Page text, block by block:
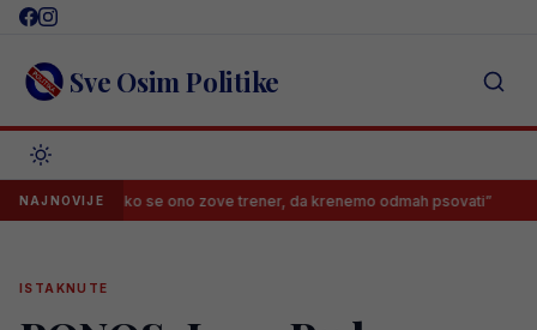
Skip
content Sve Osim Politike
NAJNOVIJE
“Kako se ono zove trener, da krenemo odmah psovati”
ISTAKNUTE